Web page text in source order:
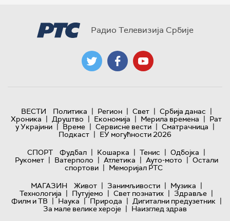
Радио Телевизија Србије
ВЕСТИ Политика | Регион | Свет | Србија данас |
Хроника | Друштво | Економија | Мерила времена | Рат
у Украјини | Време | Сервисне вести | Сматрачница |
Подкаст | ЕУ могућности 2026
СПОРТ
Фудбал | Кошарка | Тенис | Одбојка |
Рукомет | Ватерполо | Атлетика | Ауто-мото | Остали
спортови | Меморијал РТС
МАГАЗИН
Живот | Занимљивости | Музика |
Технологијa | Путујемо | Свет познатих | Здравље |
Филм и ТВ | Наука | Природа | Дигитални предузетник |
За мале велике хероје | Наизглед здрав